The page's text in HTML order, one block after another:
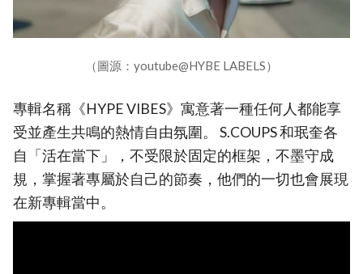
（圖源：youtube@HYBE LABELS）
專輯名稱《HYPE VIBES》寓意著一種任何人都能享
受並產生共鳴的熱情自由氛圍。 S.COUPS 和珉奎各
自「活在當下」，不受限於固定的框架，不墨守成
規，掌握著專屬於自己的節奏，他們的一切也會展現
在新專輯當中。